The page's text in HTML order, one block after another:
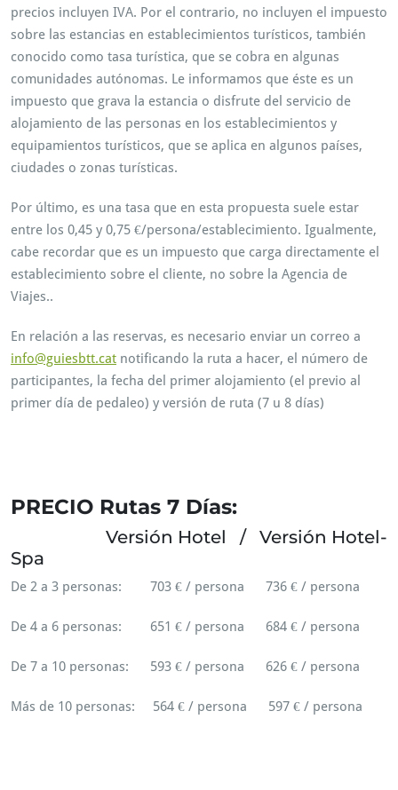
precios incluyen IVA. Por el contrario, no incluyen el impuesto
sobre las estancias en establecimientos turísticos, también
conocido como tasa turística, que se cobra en algunas
comunidades autónomas. Le informamos que éste es un
impuesto que grava la estancia o disfrute del servicio de
alojamiento de las personas en los establecimientos y
equipamientos turísticos, que se aplica en algunos países,
ciudades o zonas turísticas.
Por último, es una tasa que en esta propuesta suele estar
entre los 0,45 y 0,75 €/persona/establecimiento. Igualmente,
cabe recordar que es un impuesto que carga directamente el
establecimiento sobre el cliente, no sobre la Agencia de
Viajes..
En relación a las reservas, es necesario enviar un correo a
info@guiesbtt.cat notificando la ruta a hacer, el número de
participantes, la fecha del primer alojamiento (el previo al
primer día de pedaleo) y versión de ruta (7 u 8 días)
PRECIO Rutas 7 Días:
Versión Hotel / Versión Hotel-
Spa
De 2 a 3 personas: 703 € / persona 736 € / persona
De 4 a 6 personas: 651 € / persona 684 € / persona
De 7 a 10 personas: 593 € / persona 626 € / persona
Más de 10 personas: 564 € / persona 597 € / persona